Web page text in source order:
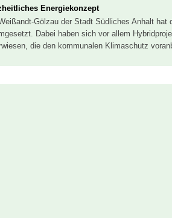
Energiekonzept
Gölzau der Stadt Südliches Anhalt hat
Dabei haben sich vor allem
die den kommunalen Klimaschutz